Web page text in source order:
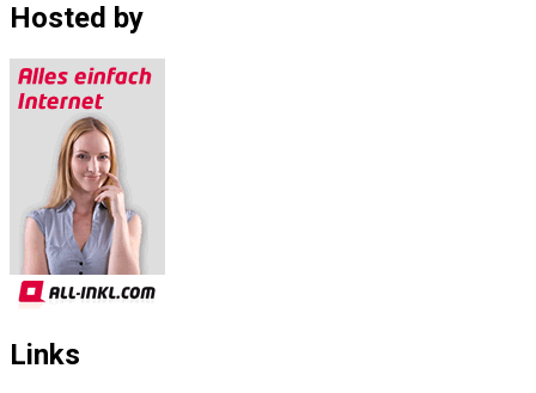
Hosted by
Links